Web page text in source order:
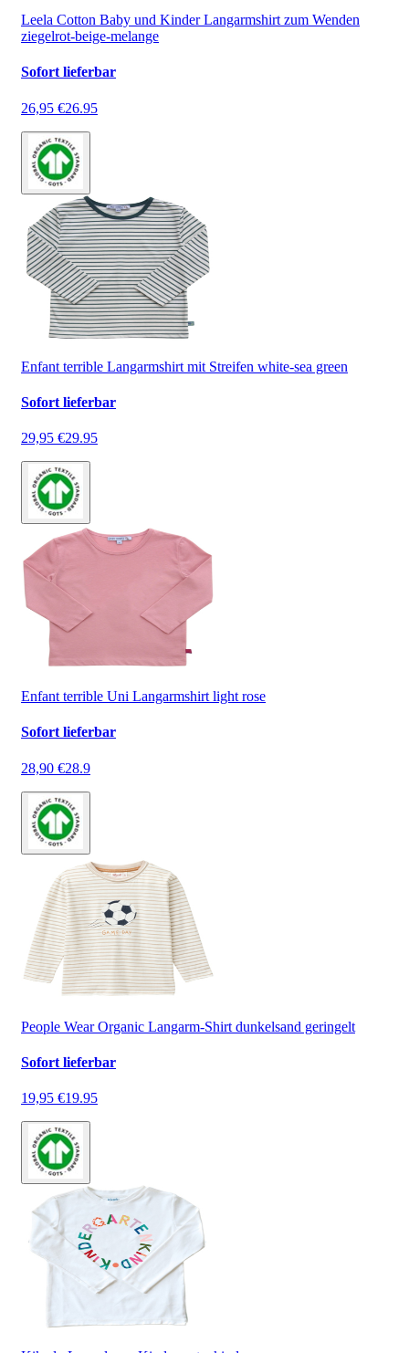
Leela Cotton Baby und Kinder Langarmshirt zum Wenden
ziegelrot-beige-melange
Sofort lieferbar
26,95 €26.95
Enfant terrible Langarmshirt mit Streifen white-sea green
Sofort lieferbar
29,95 €29.95
Enfant terrible Uni Langarmshirt light rose
Sofort lieferbar
28,90 €28.9
People Wear Organic Langarm-Shirt dunkelsand geringelt
Sofort lieferbar
19,95 €19.95